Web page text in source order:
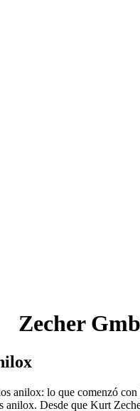
Zecher
anilox: lo que comenzó
Desde que Kurt